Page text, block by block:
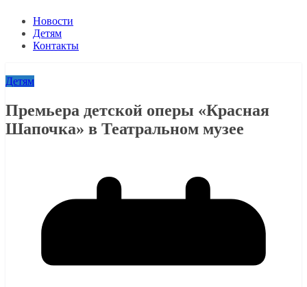
Новости
Детям
Контакты
Детям
Премьера детской оперы «Красная
Шапочка» в Театральном музее